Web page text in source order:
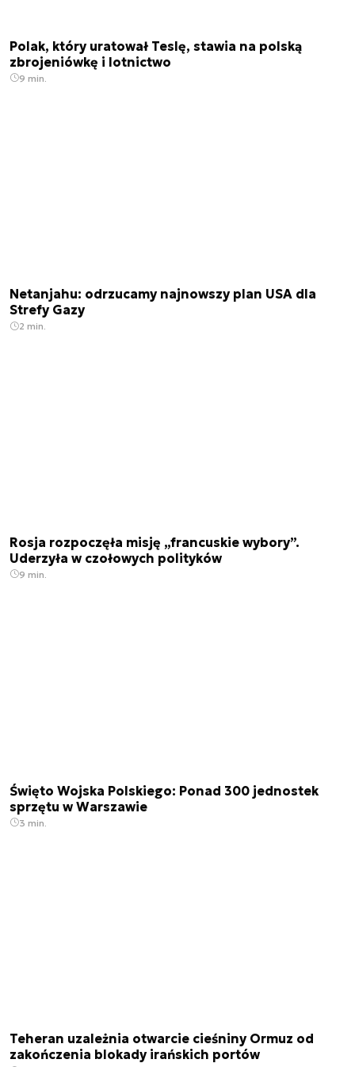
Polak, który uratował Teslę, stawia na polską
zbrojeniówkę i lotnictwo
9 min.
Netanjahu: odrzucamy najnowszy plan USA dla
Strefy Gazy
2 min.
Rosja rozpoczęła misję „francuskie wybory”.
Uderzyła w czołowych polityków
9 min.
Święto Wojska Polskiego: Ponad 300 jednostek
sprzętu w Warszawie
3 min.
Teheran uzależnia otwarcie cieśniny Ormuz od
zakończenia blokady irańskich portów